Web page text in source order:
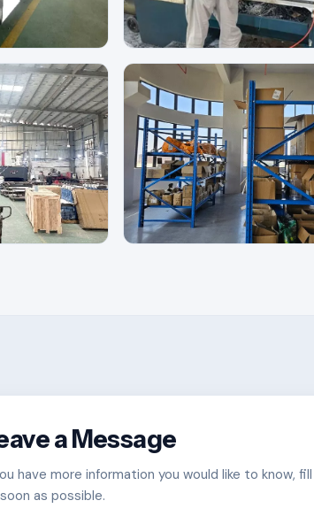
a Message
have more information you would like to know,
as possible.